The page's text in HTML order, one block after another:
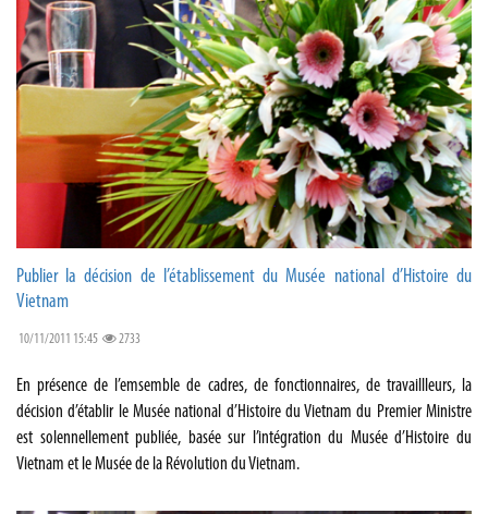
Publier la décision de l’établissement du Musée national d’Histoire du
Vietnam
10/11/2011 15:45 2733
En présence de l’emsemble de cadres, de fonctionnaires, de travaillleurs, la
décision d’établir le Musée national d’Histoire du Vietnam du Premier Ministre
est solennellement publiée, basée sur l’intégration du Musée d’Histoire du
Vietnam et le Musée de la Révolution du Vietnam.